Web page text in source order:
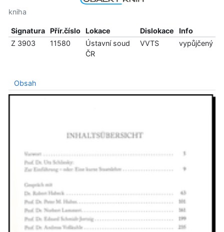
kniha
Signatura Přír.číslo Lokace Dislokace
Info
Z 3903
11580
Ústavní soud
ČR
VVTS vypůjčený
Obsah